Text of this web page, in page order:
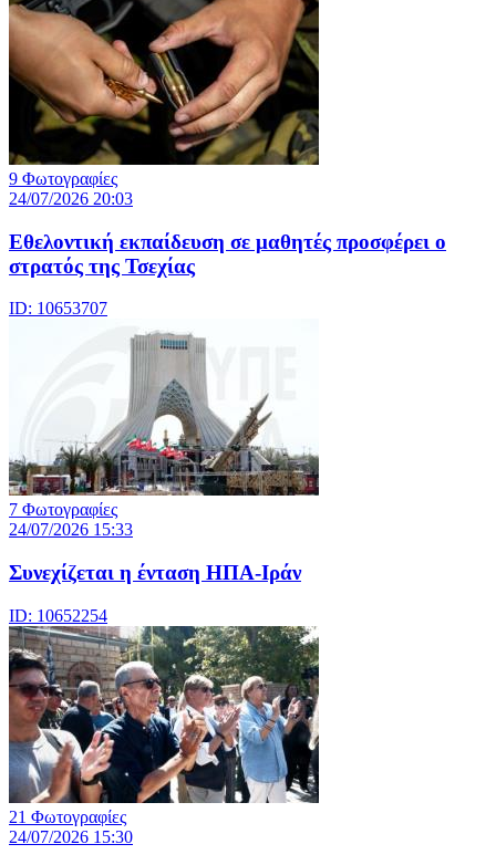
9 Φωτογραφίες
24/07/2026 20:03
Eθελοντική εκπαίδευση σε μαθητές προσφέρει ο
στρατός της Τσεχίας
ID: 10653707
7 Φωτογραφίες
24/07/2026 15:33
Συνεχίζεται η ένταση ΗΠΑ-Ιράν
ID: 10652254
21 Φωτογραφίες
24/07/2026 15:30